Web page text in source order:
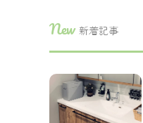
New 新着記事